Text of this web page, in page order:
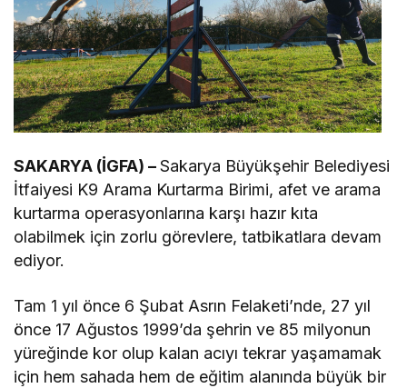
SAKARYA (İGFA) –Sakarya Büyükşehir Belediyesi
İtfaiyesi K9 Arama Kurtarma Birimi, afet ve arama
kurtarma operasyonlarına karşı hazır kıta
olabilmek için zorlu görevlere, tatbikatlara devam
ediyor.
Tam 1 yıl önce 6 Şubat Asrın Felaketi’nde, 27 yıl
önce 17 Ağustos 1999’da şehrin ve 85 milyonun
yüreğinde kor olup kalan acıyı tekrar yaşamamak
için hem sahada hem de eğitim alanında büyük bir